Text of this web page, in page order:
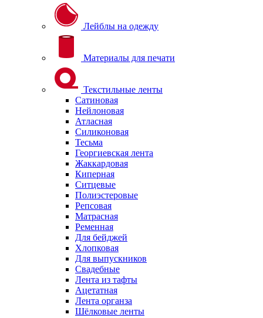
Лейблы на одежду
Материалы для печати
Текстильные ленты
Сатиновая
Нейлоновая
Атласная
Силиконовая
Тесьма
Георгиевская лента
Жаккардовая
Киперная
Ситцевые
Полиэстеровые
Репсовая
Матрасная
Ременная
Для бейджей
Хлопковая
Для выпускников
Свадебные
Лента из тафты
Ацетатная
Лента органза
Шёлковые ленты